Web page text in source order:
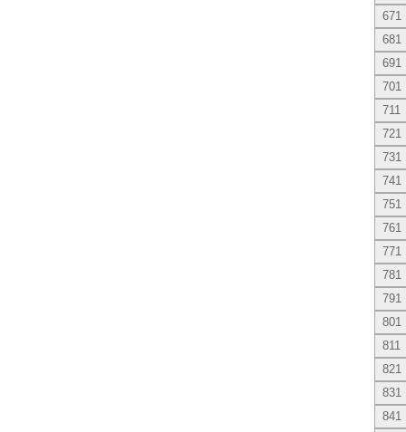
671
681
691
701
711
721
731
741
751
761
771
781
791
801
811
821
831
841